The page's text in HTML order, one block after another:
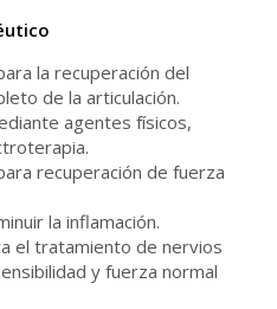
la recuperación del
de la articulación.
agentes físicos,
recuperación de fuerza
la inflamación.
el tratamiento de nervios
y fuerza normal